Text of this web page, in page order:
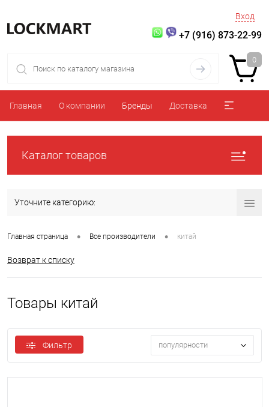
Вход
+7 (916) 873-22-99
0
Главная О компании Бренды Доставка
Каталог товаров
Уточните категорию:
Главная страница • Все производители • китай
Возврат к списку
Товары китай
Фильтр популярности